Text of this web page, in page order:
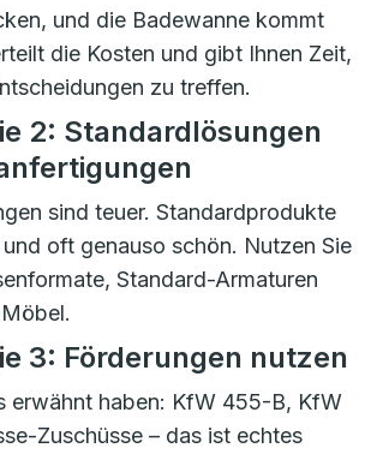
und die Badewanne kommt
die Kosten und gibt Ihnen Zeit,
zu treffen.
2: Standardlösungen
sind teuer. Standardprodukte
oft genauso schön. Nutzen Sie
Standard-Armaturen
3: Förderungen nutzen
erwähnt haben: KfW 455-B, KfW
Zuschüsse – das ist echtes